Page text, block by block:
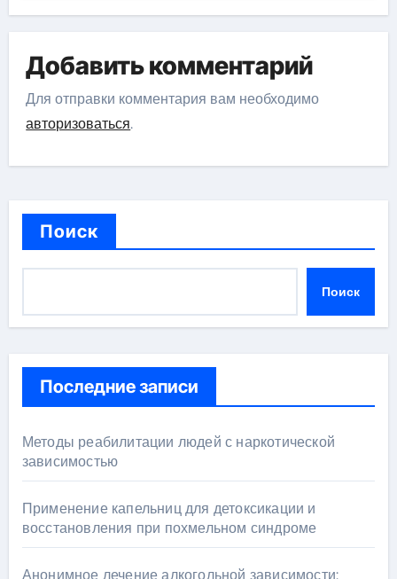
Добавить комментарий
Для отправки комментария вам необходимо
авторизоваться.
Поиск
Поиск
Последние записи
Методы реабилитации людей с наркотической
зависимостью
Применение капельниц для детоксикации и
восстановления при похмельном синдроме
Анонимное лечение алкогольной зависимости: